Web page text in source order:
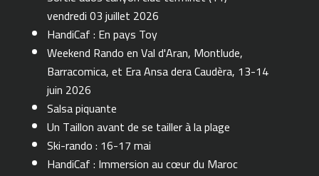
vendredi 03 juillet 2026
HandiCaf : En pays Toy
Weekend Rando en Val d'Aran, Montlude,
Barracomica, et Era Ansa dera Caudèra, 13-14
juin 2026
Salsa piquante
Un Taillon avant de se tailler à la plage
Ski-rando : 16-17 mai
HandiCaf : Immersion au cœur du Maroc